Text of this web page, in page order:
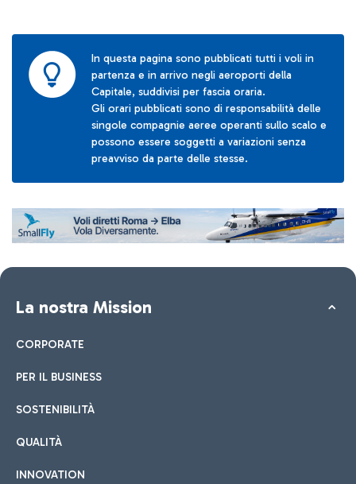
In questa pagina sono pubblicati tutti i voli in
partenza e in arrivo negli aeroporti della
Capitale, suddivisi per fascia oraria.
Gli orari pubblicati sono di responsabilità delle
singole compagnie aeree operanti sullo scalo e
possono essere soggetti a variazioni senza
preavviso da parte delle stesse.
La nostra Mission
CORPORATE
PER IL BUSINESS
SOSTENIBILITÀ
QUALITÀ
INNOVATION